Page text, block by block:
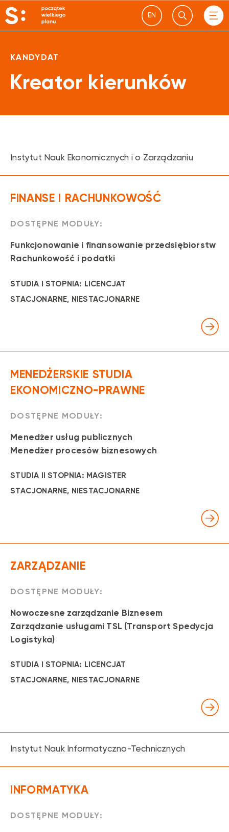
EN
KANDYDAT
Kreator kierunków
Instytut Nauk Ekonomicznych i o Zarządzaniu
STUDIA I STOPNIA: LICENCJAT
STACJONARNE, NIESTACJONARNE
FINANSE I RACHUNKOWOŚĆ
DOSTĘPNE MODUŁY:
Funkcjonowanie i finansowanie przedsiębiorstw
Rachunkowość i podatki
STUDIA II STOPNIA: MAGISTER
STACJONARNE, NIESTACJONARNE
MENEDŻERSKIE STUDIA
EKONOMICZNO-PRAWNE
DOSTĘPNE MODUŁY:
Menedżer usług publicznych
Menedżer procesów biznesowych
STUDIA I STOPNIA: LICENCJAT
STACJONARNE, NIESTACJONARNE
ZARZĄDZANIE
DOSTĘPNE MODUŁY:
Nowoczesne zarządzanie Biznesem
Zarządzanie usługami TSL (Transport Spedycja
Logistyka)
Instytut Nauk Informatyczno-Technicznych
INFORMATYKA
DOSTĘPNE MODUŁY: